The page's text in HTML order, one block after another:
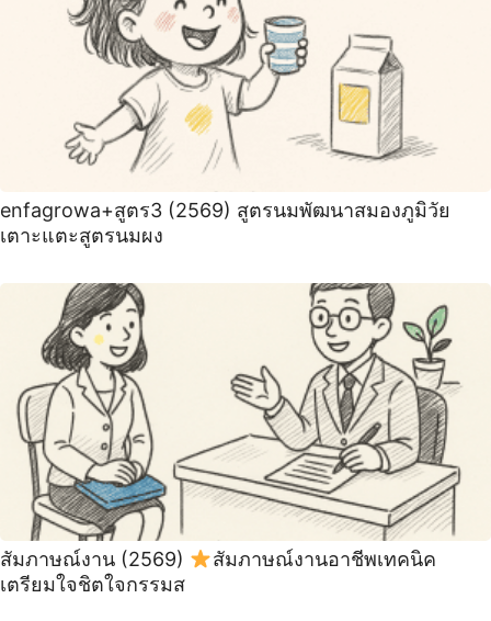
enfagrowa+สูตร3 (2569) สูตรนมพัฒนาสมองภูมิวัย
เตาะแตะสูตรนมผง
สัมภาษณ์งาน (2569)
สัมภาษณ์งานอาชีพเทคนิค
เตรียมใจชิตใจกรรมส